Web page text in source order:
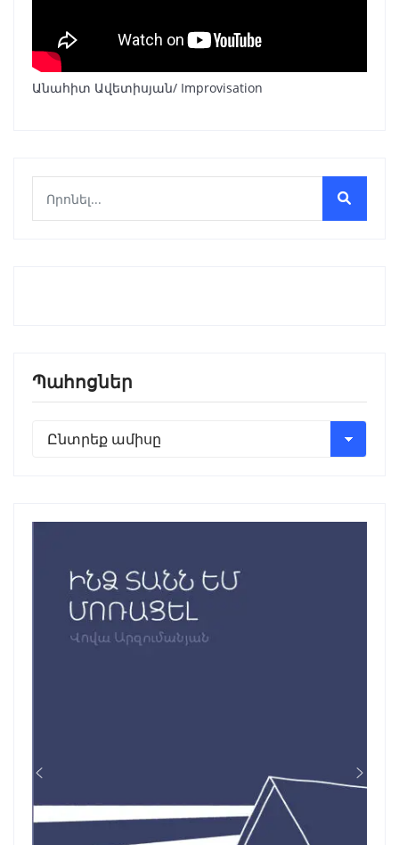
Անահիտ Ավետիսյան/ Improvisation
Պահոցներ